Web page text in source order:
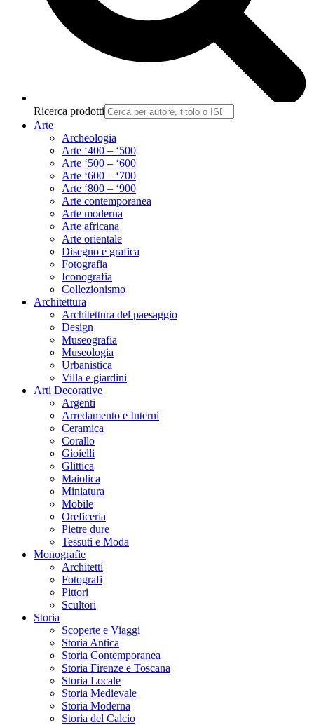
Ricerca prodotti
Arte
Archeologia
Arte ‘400 – ‘500
Arte ‘500 – ‘600
Arte ‘600 – ‘700
Arte ‘800 – ‘900
Arte contemporanea
Arte moderna
Arte africana
Arte orientale
Disegno e grafica
Fotografia
Iconografia
Collezionismo
Architettura
Architettura del paesaggio
Design
Museografia
Museologia
Urbanistica
Villa e giardini
Arti Decorative
Argenti
Arredamento e Interni
Ceramica
Corallo
Gioielli
Glittica
Maiolica
Miniatura
Mobile
Oreficeria
Pietre dure
Tessuti e Moda
Monografie
Architetti
Fotografi
Pittori
Scultori
Storia
Scoperte e Viaggi
Storia Antica
Storia Contemporanea
Storia Firenze e Toscana
Storia Locale
Storia Medievale
Storia Moderna
Storia del Calcio